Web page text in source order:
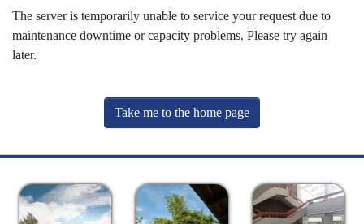
The server is temporarily unable to service your request due to
maintenance downtime or capacity problems. Please try again
later.
Take me to the home page